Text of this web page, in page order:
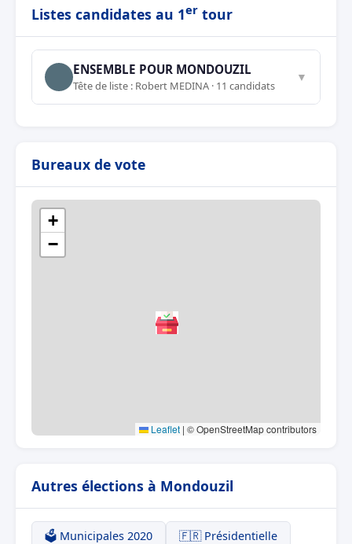
Listes candidates au 1er tour
ENSEMBLE POUR MONDOUZIL
Tête de liste : Robert MEDINA · 11 candidats
▼
Bureaux de vote
+
−
Leaflet | © OpenStreetMap contributors
Autres élections à Mondouzil
🗳️ Municipales 2020 🇫🇷 Présidentielle